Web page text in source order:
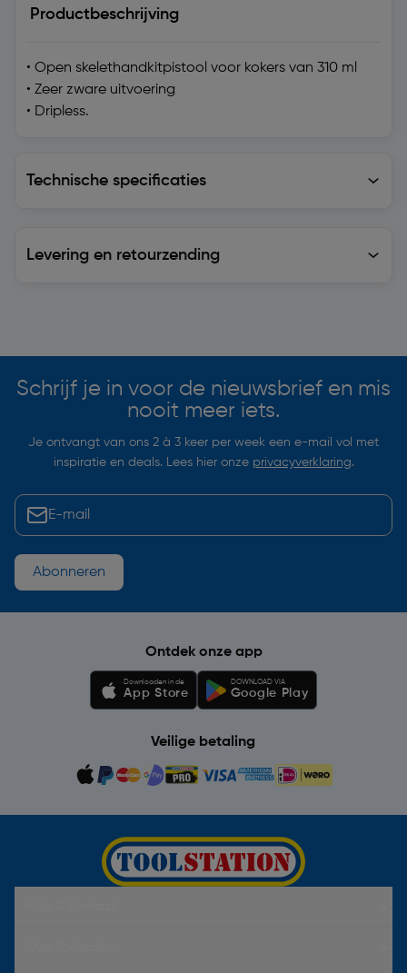
Productbeschrijving
• Open skelethandkitpistool voor kokers van 310 ml
• Zeer zware uitvoering
• Dripless.
Technische specificaties
Levering en retourzending
Schrijf je in voor de nieuwsbrief en mis
nooit meer iets.
Je ontvangt van ons 2 à 3 keer per week een e-mail vol met
inspiratie en deals. Lees hier onze privacyverklaring.
Abonneren
Ontdek onze app
Downloaden in de
App Store
DOWNLOAD VIA
Google Play
Veilige betaling